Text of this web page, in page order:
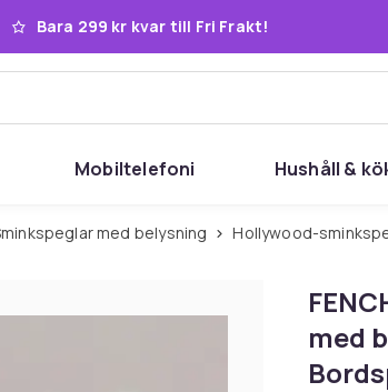
Bara 299 kr kvar till Fri Frakt!
Mobiltelefoni Hushåll &
Sminkspeglar med belysning Hollywood-
med